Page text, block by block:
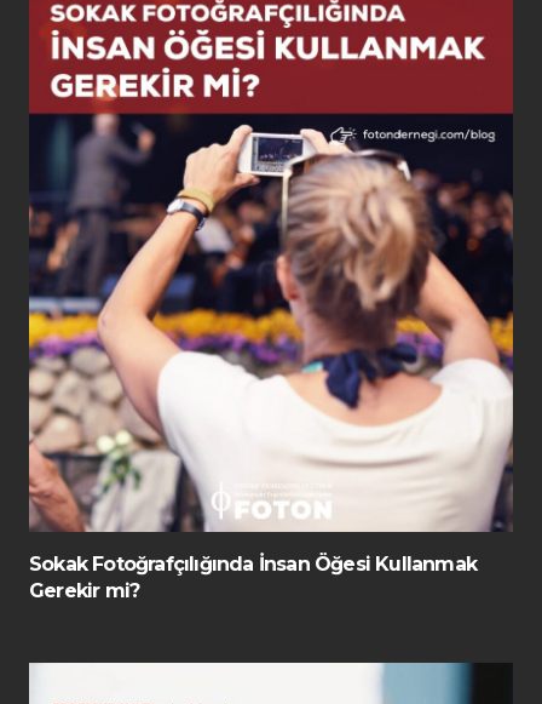
Sokak Fotoğrafçılığında İnsan Öğesi Kullanmak
Gerekir mi?